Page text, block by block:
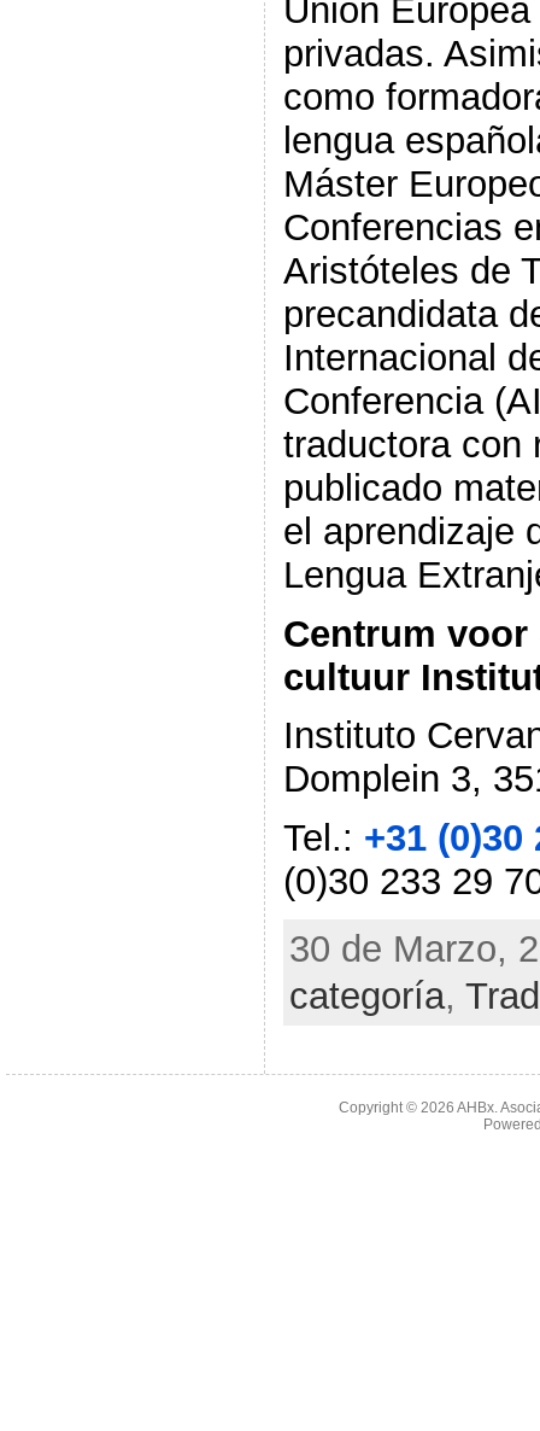
Unión
privadas.
como
lengua
Máster
Conferencias
Aristóteles de
precandidata
Internacional
Conferencia
traductora con
publicado
el aprendizaje
Lengua
Centrum voor
cultuur
Instituto
Domplein 3,
Tel.: +31 (0)30
(0)30 233 29
30 de Marzo,
categoría,
Copyright © 2026AHBx.